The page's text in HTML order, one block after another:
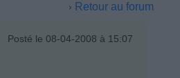
Retour au forum
Posté le 08-04-2008 à 15:07